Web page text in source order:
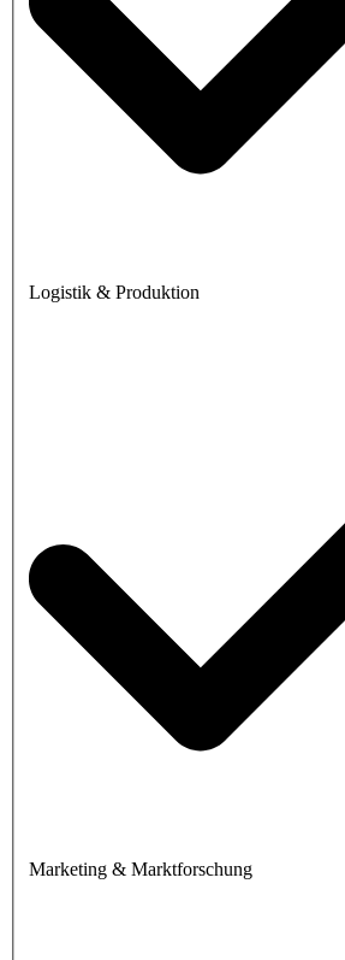
Logistik & Produktion
Marketing & Marktforschung